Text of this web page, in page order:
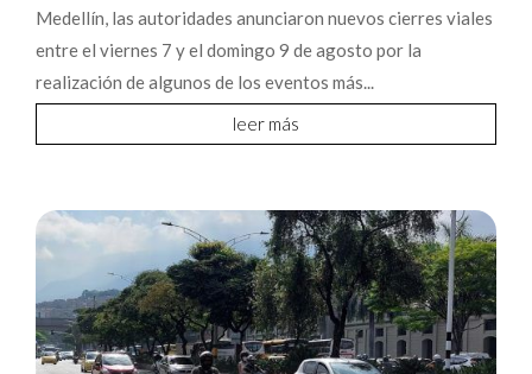
Medellín, las autoridades anunciaron nuevos cierres viales
entre el viernes 7 y el domingo 9 de agosto por la
realización de algunos de los eventos más...
leer más